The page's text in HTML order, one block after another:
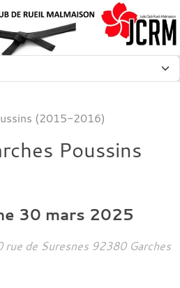
(2015-2016)
Poussins
30 mars 2025
rue de Suresnes 92380 Garches